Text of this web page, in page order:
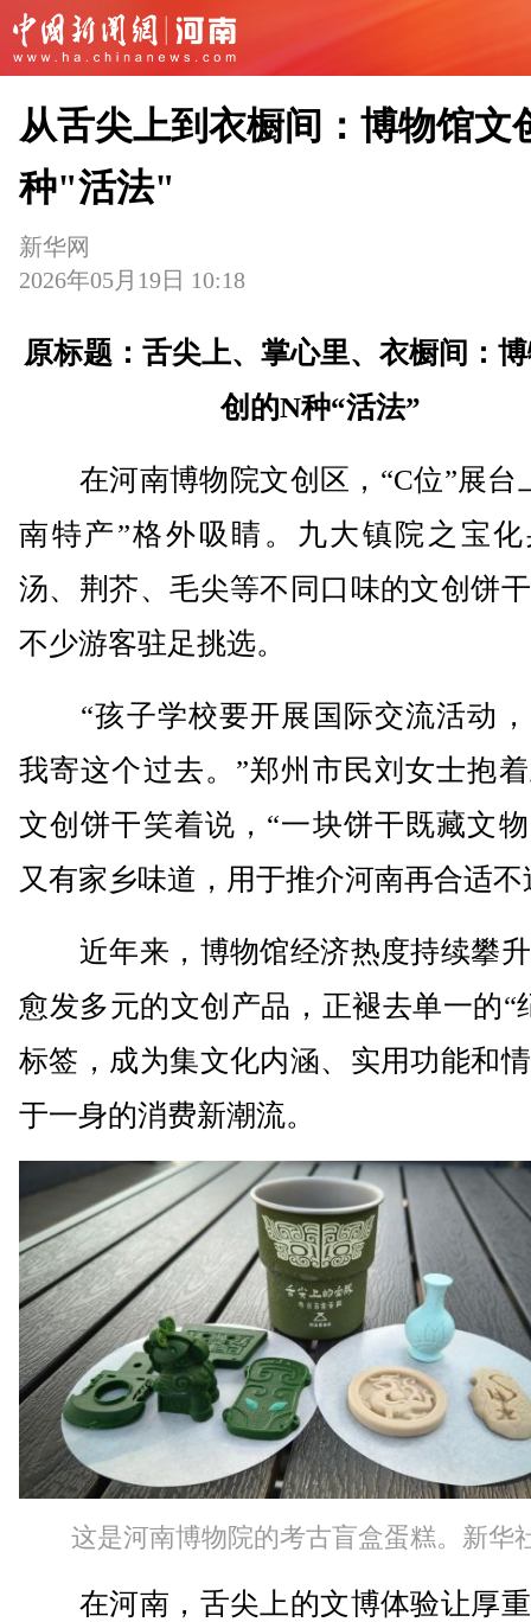
从舌尖上到衣橱间：博物馆文
种"活法"
新华网
2026年05月19日 10:18
原标题：舌尖上、掌心里、衣橱间：
创的N种“活法”
在河南博物院文创区，“C位”展台
南特产”格外吸睛。九大镇院之宝
汤、荆芥、毛尖等不同口味的文创饼
不少游客驻足挑选。
“孩子学校要开展国际交流活动，
我寄这个过去。”郑州市民刘女士抱
文创饼干笑着说，“一块饼干既藏文
又有家乡味道，用于推介河南再合适不
近年来，博物馆经济热度持续攀
愈发多元的文创产品，正褪去单一的“
标签，成为集文化内涵、实用功能和
于一身的消费新潮流。
这是河南博物院的考古盲盒蛋糕。新华
在河南，舌尖上的文博体验让厚